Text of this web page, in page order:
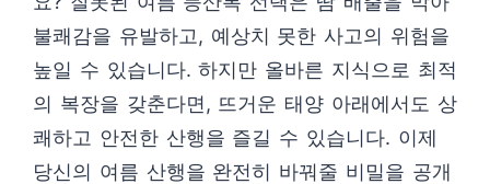
불쾌감을 유발하고, 예상치 못한 사고의 위험을
높일 수 있습니다. 하지만 올바른 지식으로 최적
의 복장을 갖춘다면, 뜨거운 태양 아래에서도 상
쾌하고 안전한 산행을 즐길 수 있습니다. 이제
당신의 여름 산행을 완전히 바꿔줄 비밀을 공개